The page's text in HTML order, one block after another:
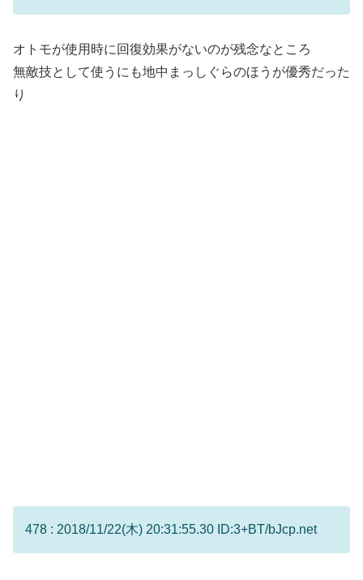
オトモが使用時に回復効果がないのが残念なところ
無敵技として使うにも地中まっしぐらのほうが優秀だった
り
478 : 2018/11/22(木) 20:31:55.30 ID:3+BT/bJcp.net